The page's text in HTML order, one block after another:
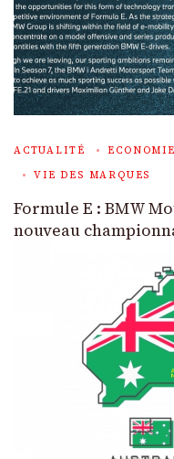
ACTUALITÉ ECONOMIE
VIE DES MARQUES
Formule E : BMW
nouveau